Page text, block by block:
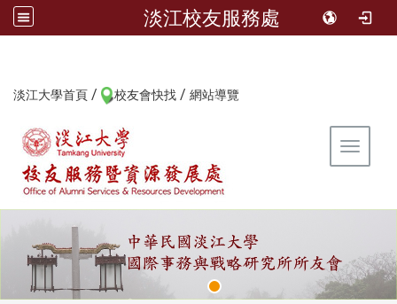
淡江校友服務處
淡江大學首頁 / 校友會快找 / 網站導覽
Toggle